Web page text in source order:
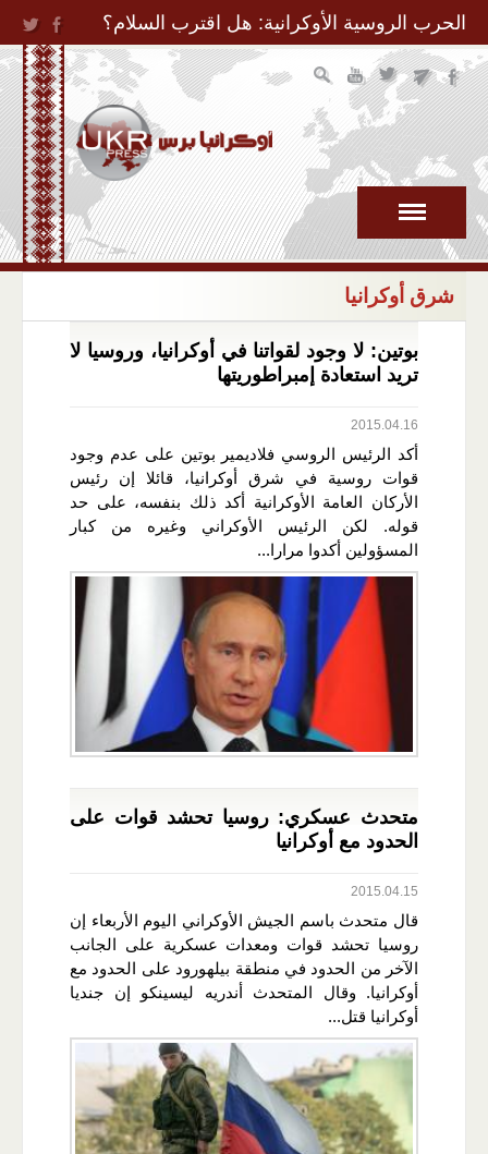
Jump to Navigation
الحرب الروسية الأوكرانية: هل اقترب السلام؟
شرق أوكرانيا
بوتين: لا وجود لقواتنا في أوكرانيا، وروسيا لا
تريد استعادة إمبراطوريتها
2015.04.16
أكد الرئيس الروسي فلاديمير بوتين على عدم وجود
قوات روسية في شرق أوكرانيا، قائلا إن رئيس
الأركان العامة الأوكرانية أكد ذلك بنفسه، على حد
قوله. لكن الرئيس الأوكراني وغيره من كبار
المسؤولين أكدوا مرارا...
متحدث عسكري: روسيا تحشد قوات على
الحدود مع أوكرانيا
2015.04.15
قال متحدث باسم الجيش الأوكراني اليوم الأربعاء إن
روسيا تحشد قوات ومعدات عسكرية على الجانب
الآخر من الحدود في منطقة بيلهورود على الحدود مع
أوكرانيا. وقال المتحدث أندريه ليسينكو إن جنديا
أوكرانيا قتل...